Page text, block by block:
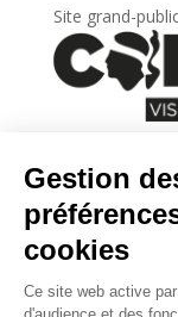
Site grand-
Inscrivez-vous
l’Agence du